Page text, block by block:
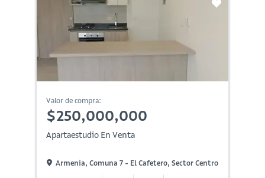
Valor de compra:
$250,000,000
Apartaestudio En Venta
Armenia, Comuna 7 - El Cafetero, Sector Centro